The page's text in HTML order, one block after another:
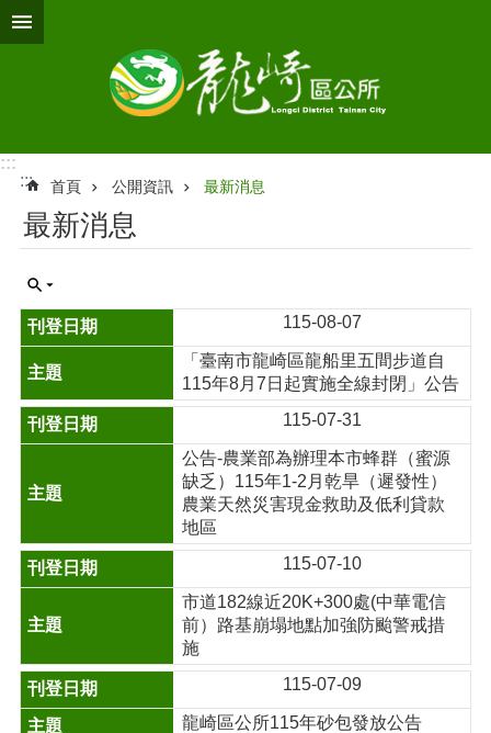
跳到主要內容區塊
:::
:::
首頁 公開資訊 最新消息
最新消息
115-08-07
「臺南市龍崎區龍船里五間步道自
115年8月7日起實施全線封閉」公告
115-07-31
公告-農業部為辦理本市蜂群（蜜源
缺乏）115年1-2月乾旱（遲發性）
農業天然災害現金救助及低利貸款
地區
115-07-10
市道182線近20K+300處(中華電信
前）路基崩塌地點加強防颱警戒措
施
115-07-09
龍崎區公所115年砂包發放公告